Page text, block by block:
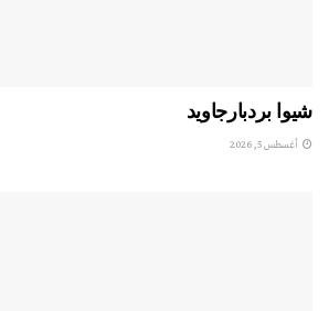
شيوا بردبارجاويد
أغسطس 5, 2026